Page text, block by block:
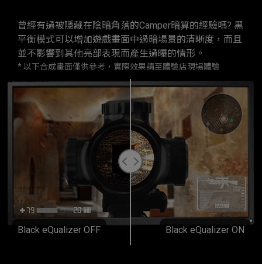
曾經有過被隱藏在陰暗角落的Camper暗算的經驗嗎? 黑
平衡模式可以增加遊戲畫面中過暗場景的清晰度，而且
並不影響到其他亮部表現而產生過曝的情形。
* 以下合成畫面僅供參考，實際效果請至體驗店現場體驗
Black eQualizer OFF Black eQualizer ON